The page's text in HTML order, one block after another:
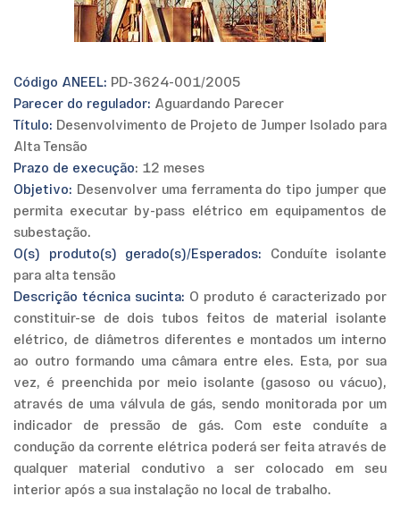
Código ANEEL: PD-3624-001/2005
Parecer do regulador: Aguardando Parecer
Título: Desenvolvimento de Projeto de Jumper Isolado para
Alta Tensão
Prazo de execução: 12 meses
Objetivo: Desenvolver uma ferramenta do tipo jumper que
permita executar by-pass elétrico em equipamentos de
subestação.
O(s) produto(s) gerado(s)/Esperados: Conduíte isolante
para alta tensão
Descrição técnica sucinta: O produto é caracterizado por
constituir-se de dois tubos feitos de material isolante
elétrico, de diâmetros diferentes e montados um interno
ao outro formando uma câmara entre eles. Esta, por sua
vez, é preenchida por meio isolante (gasoso ou vácuo),
através de uma válvula de gás, sendo monitorada por um
indicador de pressão de gás. Com este conduíte a
condução da corrente elétrica poderá ser feita através de
qualquer material condutivo a ser colocado em seu
interior após a sua instalação no local de trabalho.